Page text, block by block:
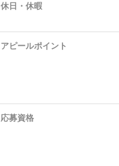
休日・休暇
アピールポイント
応募資格